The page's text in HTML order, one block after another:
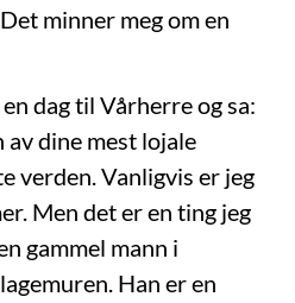
minner meg om en
dag til Vårherre og sa:
dine mest lojale
verden. Vanligvis er jeg
Men det er en ting jeg
gammel mann i
Han er en